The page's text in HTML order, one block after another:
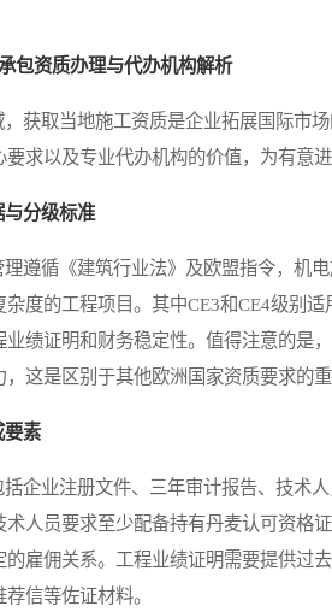
包资质办理与代办机构解析
取当地施工资质是企业拓展国际市场
求以及专业代办机构的价值，为有意
分级标准
循《建筑行业法》及欧盟指令，机电
度的工程项目。其中CE3和CE4级别
业绩证明和财务稳定性。值得注意的是
这是区别于其他欧洲国家资质要求的重
要素
业注册文件、三年审计报告、技术人
人员要求至少配备持有丹麦认可资格
的雇佣关系。工程业绩证明需要提供过
信等佐证材料。